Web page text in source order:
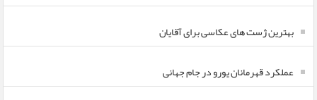
بهترین ژست های عکاسی برای آقایان
عملکرد قهرمانان یورو در جام جهانی